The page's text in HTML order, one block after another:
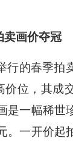
卖画价夺冠
行的春季
价位，其
一幅稀世
一开价起